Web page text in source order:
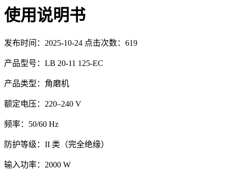
使用说明书
发布时间：2025-10-24 点击次数：619
产品型号：LB 20-11 125-EC
产品类型：角磨机
额定电压：220–240 V
频率：50/60 Hz
防护等级：II 类（完全绝缘）
输入功率：2000 W